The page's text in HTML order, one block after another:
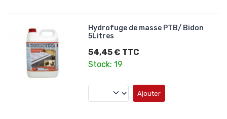
Hydrofuge de masse PTB/ Bidon
5Litres
54,45 € TTC
Stock: 19
Ajouter